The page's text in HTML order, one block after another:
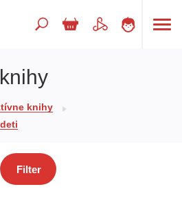
knihy
Filter